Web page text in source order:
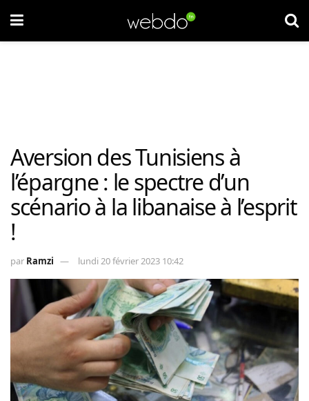
Aversion des Tunisiens à
l’épargne : le spectre d’un
scénario à la libanaise à l’esprit
!
par Ramzi lundi 20 février 2023 10:42